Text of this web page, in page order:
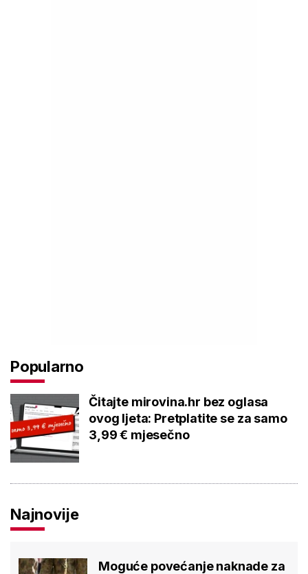
Popularno
Čitajte mirovina.hr bez oglasa
ovog ljeta: Pretplatite se za samo
3,99 € mjesečno
Najnovije
Moguće povećanje naknade za